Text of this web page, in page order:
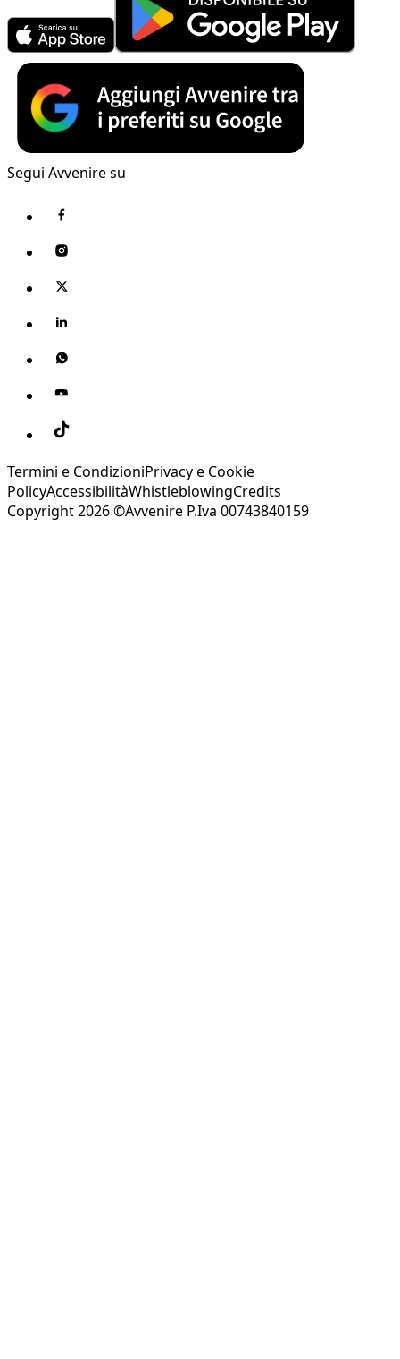
Segui Avvenire su
Termini e CondizioniPrivacy e Cookie
PolicyAccessibilitàWhistleblowingCredits
Copyright 2026 ©Avvenire P.Iva 00743840159